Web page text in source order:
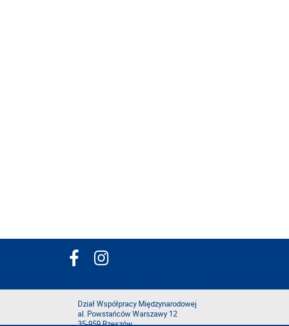
Dział Współpracy Międzynarodowej
al. Powstańców Warszawy 12
35-959 Rzeszów